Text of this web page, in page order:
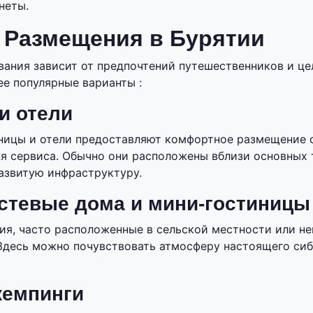
в Бурятии
зависит от предпочтений путешественников и
популярные варианты :
отели
и отели предоставляют комфортное размещение
сервиса. Обычно они расположены вблизи основных
инфраструктуру.
дома и мини-гостиницы
часто расположенные в сельской местности или
можно почувствовать атмосферу настоящего